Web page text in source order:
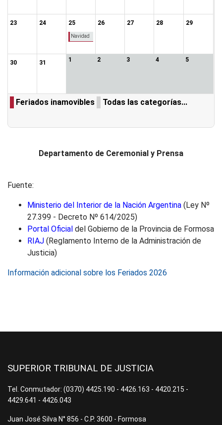
23 24 25
Navidad
26 27 28 29
30 31 1 2 3 4 5
Feriados inamovibles Todas las categorías...
Departamento de Ceremonial y Prensa
Fuente:
Ministerio del Interior de la Nación Argentina (Ley Nº
27.399 - Decreto Nº 614/2025)
Portal Oficial del Gobierno de la Provincia de Formosa
RIAJ (Reglamento Interno de la Administración de
Justicia)
Información adicional sobre los Feriados 2026
SUPERIOR TRIBUNAL DE JUSTICIA
Tel. Conmutador: (0370) 4425.190 - 4426.163 - 4420.215 -
4429.641 - 4426.043
Juan José Silva N° 856 - C.P. 3600 - Formosa